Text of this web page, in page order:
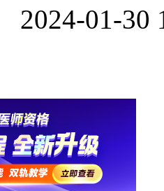
2024-01-30